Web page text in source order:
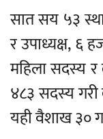
सात सय ५३
र उपाध्यक्ष, ६
महिला सदस्य
४८३ सदस्य
यही वैशाख ३०